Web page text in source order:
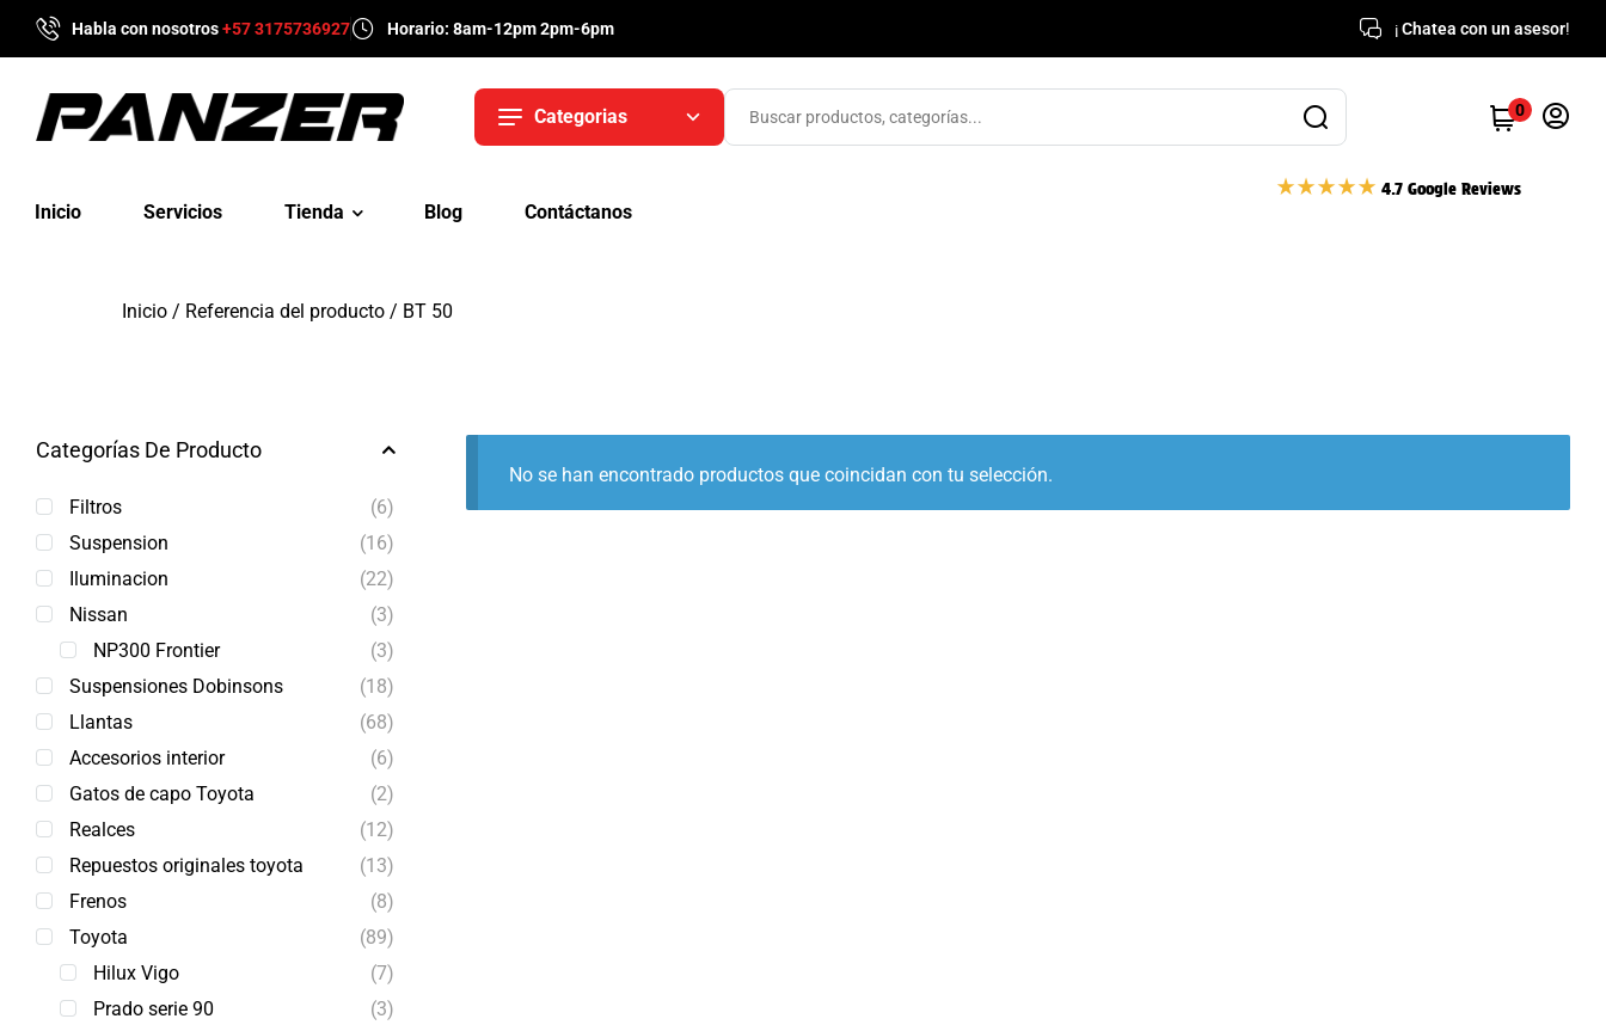
Habla con nosotros+57 3175736927 Horario: 8am-12pm 2pm-6pm ¡Chatea con un asesor!
Categorias 0
Inicio Servicios Tienda Blog Contáctanos
4.7 Google Reviews
Inicio / Referencia del producto / BT 50
No se han encontrado productos que coincidan con tu selección.
Categorías De Producto
Filtros
(6)
Suspension
(16)
Iluminacion
(22)
Nissan
(3)
NP300 Frontier
(3)
Suspensiones Dobinsons
(18)
Llantas
(68)
Accesorios interior
(6)
Gatos de capo Toyota
(2)
Realces
(12)
Repuestos originales toyota
(13)
Frenos
(8)
Toyota
(89)
Hilux Vigo
(7)
Prado serie 90
(3)